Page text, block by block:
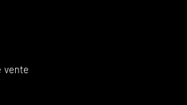
vente